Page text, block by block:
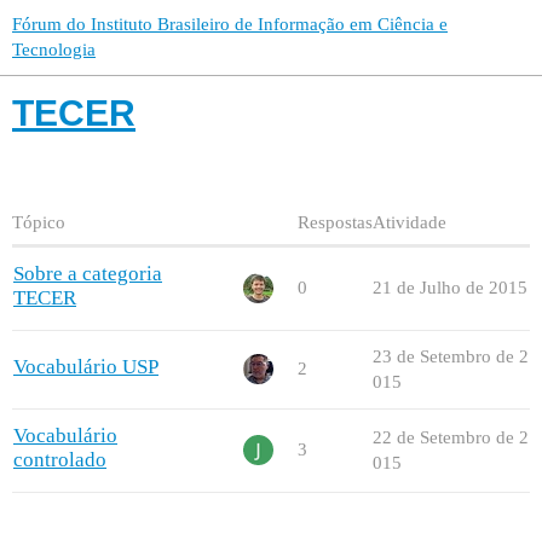
Fórum do Instituto Brasileiro de Informação em Ciência e
Tecnologia
TECER
Tópico RespostasAtividade
Sobre a categoria
TECER
0 21 de Julho de 2015
Vocabulário USP 2
23 de Setembro de 2
015
Vocabulário
controlado
3
22 de Setembro de 2
015